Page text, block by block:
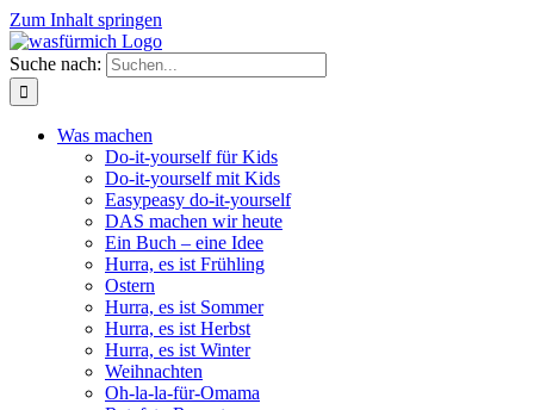
Zum Inhalt springen
Suche nach:
Was machen
Do-it-yourself für Kids
Do-it-yourself mit Kids
Easypeasy do-it-yourself
DAS machen wir heute
Ein Buch – eine Idee
Hurra, es ist Frühling
Ostern
Hurra, es ist Sommer
Hurra, es ist Herbst
Hurra, es ist Winter
Weihnachten
Oh-la-la-für-Omama